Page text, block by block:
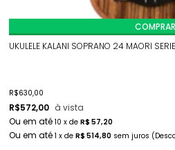
UKULELE KALANI SOPRANO 24 MAORI
R$630,00
R$572,00 à vista
10 x de R$ 57,20
1 x de R$ 514,80 sem juros
COMPRAR